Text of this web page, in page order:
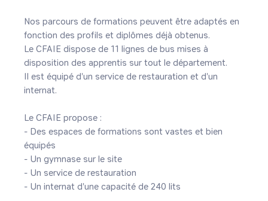
Nos parcours de formations peuvent être adaptés en
fonction des profils et diplômes déjà obtenus.
Le CFAIE dispose de 11 lignes de bus mises à
disposition des apprentis sur tout le département.
Il est équipé d'un service de restauration et d'un
internat.
Le CFAIE propose :
- Des espaces de formations sont vastes et bien
équipés
- Un gymnase sur le site
- Un service de restauration